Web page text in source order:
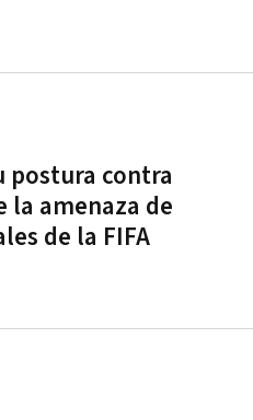
postura contra
la amenaza de
de la FIFA